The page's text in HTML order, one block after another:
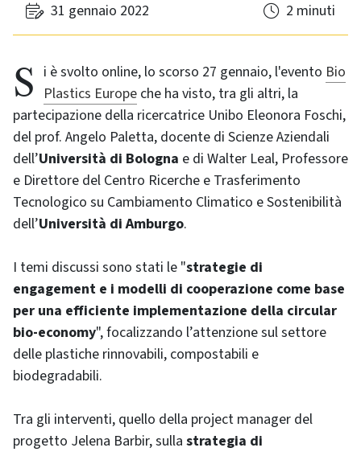
31 gennaio 2022 2 minuti
Si è svolto online, lo scorso 27 gennaio, l'evento Bio
Plastics Europe che ha visto, tra gli altri, la
partecipazione della ricercatrice Unibo Eleonora Foschi,
del prof. Angelo Paletta, docente di Scienze Aziendali
dell’Università di Bologna e di Walter Leal, Professore
e Direttore del Centro Ricerche e Trasferimento
Tecnologico su Cambiamento Climatico e Sostenibilità
dell’Università di Amburgo.
I temi discussi sono stati le "strategie di
engagement e i modelli di cooperazione come base
per una efficiente implementazione della circular
bio-economy", focalizzando l’attenzione sul settore
delle plastiche rinnovabili, compostabili e
biodegradabili.
Tra gli interventi, quello della project manager del
progetto Jelena Barbir, sulla strategia di